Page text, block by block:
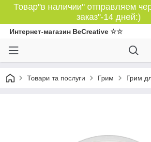
Товар"в наличии" отправляем
заказ"-14 дней:)
Интернет-магазин BeCreative ☆☆
Товари та послуги Грим Грим